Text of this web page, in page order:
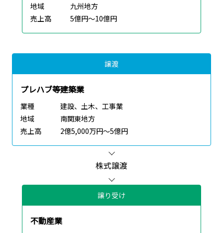
地域
九州地方
売上高
5億円～10億円
譲渡
プレハブ等建築業
業種
建設、土木、工事業
地域
南関東地方
売上高
2億5,000万円～5億円
株式譲渡
譲り受け
不動産業